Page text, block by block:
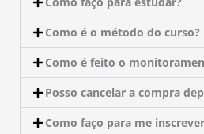
Como é o método do curso?
Como é feito o
Posso cancelar a compra
Como faço para me